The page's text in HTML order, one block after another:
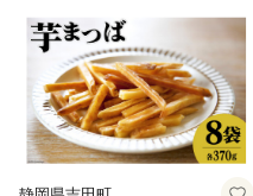
誕生日 カップ 詰め合わせ バ
ラエティ | バニラ チョコレー
ト ストロベリー ピスタチオ
バニラ＆クッキー ウベ 沖縄
紅イモ 塩ちんすこう 沖縄シ
ークヮーサー 沖縄黒糖 琉球
ロイヤルミルクティ 沖縄パ
イン